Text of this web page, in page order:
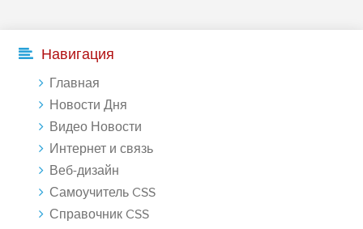
мимо ушей. Он никогда не бывает полезен никому, кроме того, кто
Навигация
Главная
Новости Дня
Видео Новости
Интернет и связь
Веб-дизайн
Самоучитель CSS
Справочник CSS